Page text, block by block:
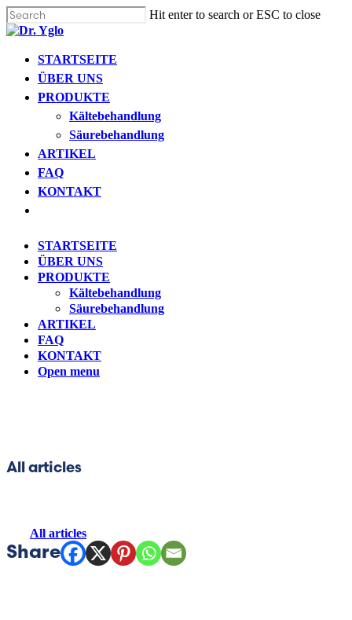
Skip
to
main
content
Hit enter to search or ESC to close
Close
Menu STARTSEITE
ÜBER UNS
PRODUKTE
Kältebehandlung
Säurebehandlung
ARTIKEL
FAQ
KONTAKT
STARTSEITE
ÜBER UNS
PRODUKTE
Kältebehandlung
Säurebehandlung
ARTIKEL
FAQ
KONTAKT
Open menu
All articles
All articles
Find your solution in these countries
Choose your language
STARTSEITE
Bosnia (Bosnian)
Estonia (Estonian)
France (French)
Finland (Finnish)
Ireland (Irish)
Kuwait (Arabic)